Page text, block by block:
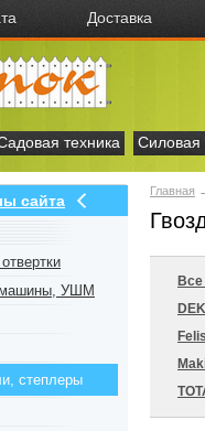
Доставка
техника Силовая
сайта
УШМ
степлеры
Главная